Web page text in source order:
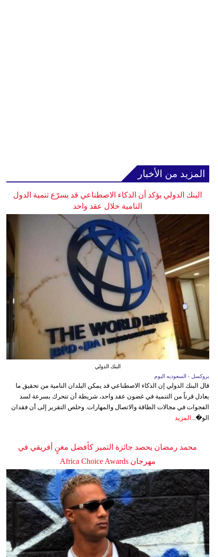
المزيد من الأخبار
البنك الدولي يؤكد أن الذكاء الاصطناعي قد يسرّع تنمية الدول
النامية خلال عقد واحد
البنك الدولي
بروكسل - السعوديه اليوم
قال البنك الدولي إن الذكاء الاصطناعي قد يمكن البلدان النامية من تحقيق ما
يعادل قرناً من التنمية في غضون عقد واحد، شريطة أن تتحرك بسرعة لسد
الفجوات في مجالات الطاقة والاتصال والمهارات. وخلص التقرير إلى أن فقدان
الو�... المزيد
محمد رمضان يحصد جائزة التميز كأفضل مغنٍ أفريقي في
مهرجان Africa Choice Awards